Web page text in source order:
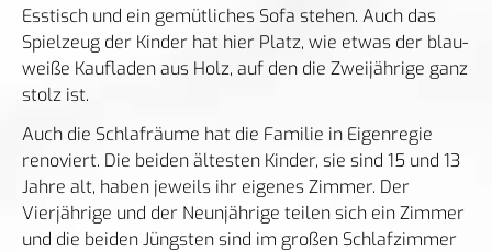
Esstisch und ein gemütliches Sofa stehen. Auch das
Spielzeug der Kinder hat hier Platz, wie etwas der blau-
weiße Kaufladen aus Holz, auf den die Zweijährige ganz
stolz ist.
Auch die Schlafräume hat die Familie in Eigenregie
renoviert. Die beiden ältesten Kinder, sie sind 15 und 13
Jahre alt, haben jeweils ihr eigenes Zimmer. Der
Vierjährige und der Neunjährige teilen sich ein Zimmer
und die beiden Jüngsten sind im großen Schlafzimmer